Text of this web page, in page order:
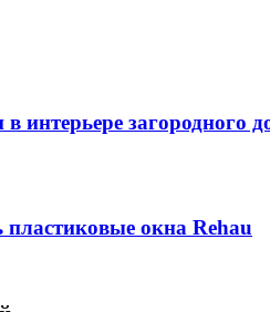
интерьере загородного
окна Rehau